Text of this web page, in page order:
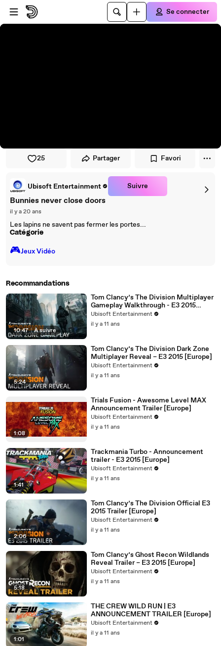
Passer au player
Passer au contenu principal
Se connecter
25 Partager Favori
Ubisoft Entertainment Suivre
Bunnies never close doors
il y a 20 ans
Les lapins ne savent pas fermer les portes...
Catégorie
🎮️Jeux Vidéo
Recommandations
10:47 | À suivre
Tom Clancy’s The Division Multiplayer
Gameplay Walkthrough - E3 2015
[Europe]
Ubisoft Entertainment
il y a 11 ans
5:24
Tom Clancy’s The Division Dark Zone
Multiplayer Reveal – E3 2015 [Europe]
Ubisoft Entertainment
il y a 11 ans
1:08
Trials Fusion - Awesome Level MAX
Announcement Trailer [Europe]
Ubisoft Entertainment
il y a 11 ans
1:41
Trackmania Turbo - Announcement
trailer - E3 2015 [Europe]
Ubisoft Entertainment
il y a 11 ans
2:06
Tom Clancy’s The Division Official E3
2015 Trailer [Europe]
Ubisoft Entertainment
il y a 11 ans
5:18
Tom Clancy’s Ghost Recon Wildlands
Reveal Trailer – E3 2015 [Europe]
Ubisoft Entertainment
il y a 11 ans
1:01
THE CREW WILD RUN | E3
ANNOUNCEMENT TRAILER [Europe]
Ubisoft Entertainment
il y a 11 ans